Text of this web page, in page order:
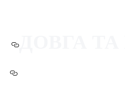
ДОВГА ТА
затишна хатинка і